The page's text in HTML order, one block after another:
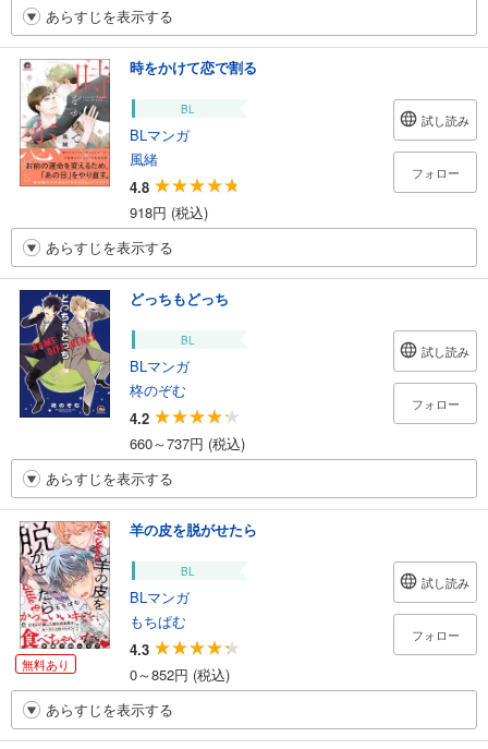
あらすじを表示する
時をかけて恋で割る
BL
BLマンガ
風緒
4.8
918円 (税込)
試し読み
フォロー
あらすじを表示する
どっちもどっち
BL
BLマンガ
柊のぞむ
4.2
660～737円 (税込)
試し読み
フォロー
あらすじを表示する
無料あり
羊の皮を脱がせたら
BL
BLマンガ
もちぱむ
4.3
0～852円 (税込)
試し読み
フォロー
あらすじを表示する